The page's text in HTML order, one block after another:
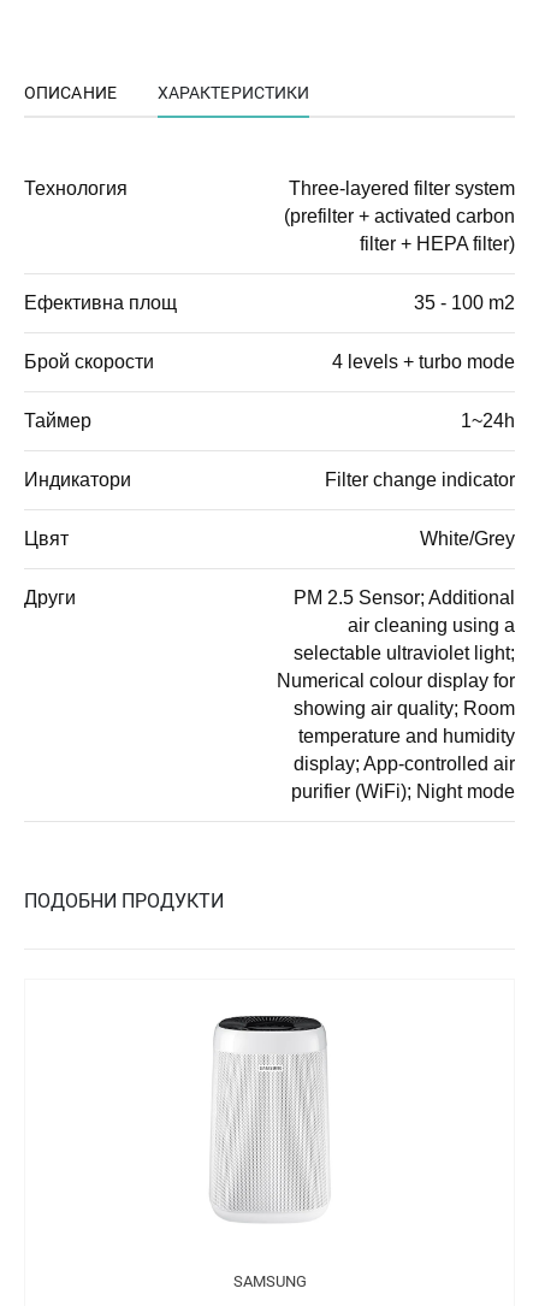
ОПИСАНИЕ ХАРАКТЕРИСТИКИ
Технология
Three-layered filter system
(prefilter + activated carbon
filter + HEPA filter)
Ефективна площ 35 - 100 m2
Брой скорости 4 levels + turbo mode
Таймер 1~24h
Индикатори Filter change indicator
Цвят White/Grey
Други
PM 2.5 Sensor; Additional
air cleaning using a
selectable ultraviolet light;
Numerical colour display for
showing air quality; Room
temperature and humidity
display; App-controlled air
purifier (WiFi); Night mode
ПОДОБНИ ПРОДУКТИ
SAMSUNG